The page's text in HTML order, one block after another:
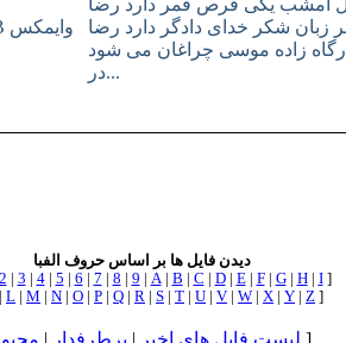
امشب یکى قرص قمر دارد رضا
زبان شکر خداى دادگر دارد رضا
زاده موسى چراغان مى شود
در...
دیدن فایل ها بر اساس حروف الفبا
2 3 4| 5 6 7 8 9 A| B C D| E| F| G| H| I]
L M N O P Q R S T U V W X Y Z ]
لیست فایل های اخیر | پرطرفدار | ]